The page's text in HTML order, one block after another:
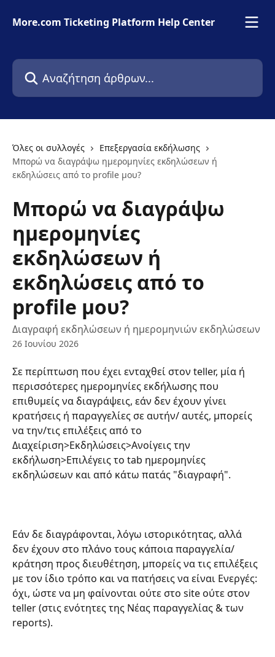
More.com Ticketing Platform Help Center
Αναζήτηση άρθρων...
Όλες οι συλλογές
Επεξεργασία εκδήλωσης
Μπορώ να διαγράψω ημερομηνίες εκδηλώσεων ή
εκδηλώσεις από το profile μου?
Μπορώ να διαγράψω
ημερομηνίες
εκδηλώσεων ή
εκδηλώσεις από το
profile μου?
Διαγραφή εκδηλώσεων ή ημερομηνιών εκδηλώσεων
26 Ιουνίου 2026
Σε περίπτωση που έχει ενταχθεί στον teller, μία ή
περισσότερες ημερομηνίες εκδήλωσης που
επιθυμείς να διαγράψεις, εάν δεν έχουν γίνει
κρατήσεις ή παραγγελίες σε αυτήν/ αυτές, μπορείς
να την/τις επιλέξεις από το
Διαχείριση>Εκδηλώσεις>Ανοίγεις την
εκδήλωση>Επιλέγεις το tab ημερομηνίες
εκδηλώσεων και από κάτω πατάς "διαγραφή".
Εάν δε διαγράφονται, λόγω ιστορικότητας, αλλά
δεν έχουν στο πλάνο τους κάποια παραγγελία/
κράτηση προς διευθέτηση, μπορείς να τις επιλέξεις
με τον ίδιο τρόπο και να πατήσεις να είναι Ενεργές:
όχι, ώστε να μη φαίνονται ούτε στο site ούτε στον
teller (στις ενότητες της Νέας παραγγελίας & των
reports).